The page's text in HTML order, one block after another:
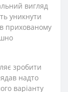
вигляд
уникнути
в прихованому
зробити
надто
варіанту